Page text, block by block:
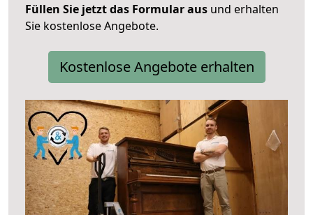
Füllen Sie jetzt das Formular aus und erhalten
Sie kostenlose Angebote.
Kostenlose Angebote erhalten